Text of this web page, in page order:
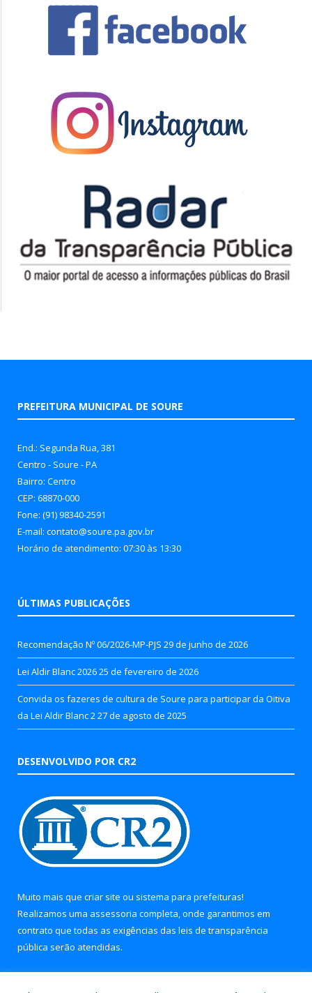
PREFEITURA MUNICIPAL DE SOURE
End.: Segunda Rua, 381
Centro - Soure - PA
Bairro: Centro
CEP: 68870-000
Fone: (91) 98340-2591
E-mail: contato@soure.pa.gov.br
Horário de atendimento: 07:30 às 13:30
ÚLTIMAS PUBLICAÇÕES
Recomendação Nº 06/2026-MP-PJS 29 de junho de 2026
Lei Aldir Blanc 202625 de fevereiro de 2026
Convida os fazeres de cultura de Soure para participar da Oitiva
da Lei Aldir Blanc 2 27 de agosto de 2025
DESENVOLVIDO POR CR2
Muito mais que criar site ou sistema para prefeituras!
Realizamos uma assessoria completa, onde garantimos em
contrato que todas as exigências das leis de transparência
pública serão atendidas.